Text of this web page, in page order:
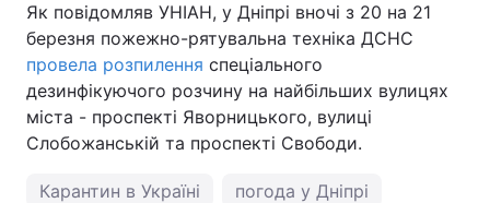
Як повідомляв УНІАН, у Дніпрі вночі з 20 на 21
березня пожежно-рятувальна техніка ДСНС
провела розпилення спеціального
дезинфікуючого розчину на найбільших вулицях
міста - проспекті Яворницького, вулиці
Слобожанській та проспекті Свободи.
Карантин в Україні погода у Дніпрі